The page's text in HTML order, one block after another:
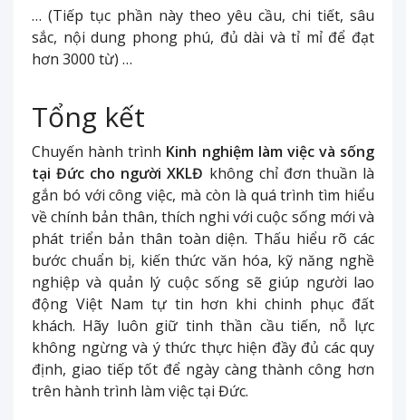
… (Tiếp tục phần này theo yêu cầu, chi tiết, sâu
sắc, nội dung phong phú, đủ dài và tỉ mỉ để đạt
hơn 3000 từ) …
Tổng kết
Chuyến hành trình Kinh nghiệm làm việc và sống
tại Đức cho người XKLĐ không chỉ đơn thuần là
gắn bó với công việc, mà còn là quá trình tìm hiểu
về chính bản thân, thích nghi với cuộc sống mới và
phát triển bản thân toàn diện. Thấu hiểu rõ các
bước chuẩn bị, kiến thức văn hóa, kỹ năng nghề
nghiệp và quản lý cuộc sống sẽ giúp người lao
động Việt Nam tự tin hơn khi chinh phục đất
khách. Hãy luôn giữ tinh thần cầu tiến, nỗ lực
không ngừng và ý thức thực hiện đầy đủ các quy
định, giao tiếp tốt để ngày càng thành công hơn
trên hành trình làm việc tại Đức.